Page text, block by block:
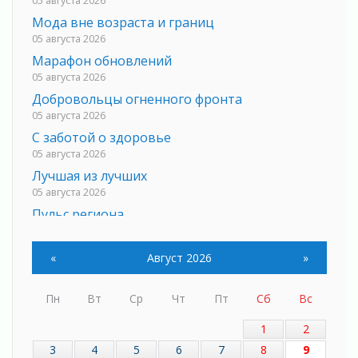
Мода вне возраста и границ
05 августа 2026
Марафон обновлений
05 августа 2026
Добровольцы огненного фронта
05 августа 2026
С заботой о здоровье
05 августа 2026
Лучшая из лучших
05 августа 2026
Пульс региона
«Результат командный, заслуга каждого
ведомства и муниципалитета»
Вдохновлять, просвещать и объединять!
Не оставят в беде
« Август 2026 »
Пн Вт Ср Чт Пт Сб
Вс
1
2
3
4 5 6 7 8
9